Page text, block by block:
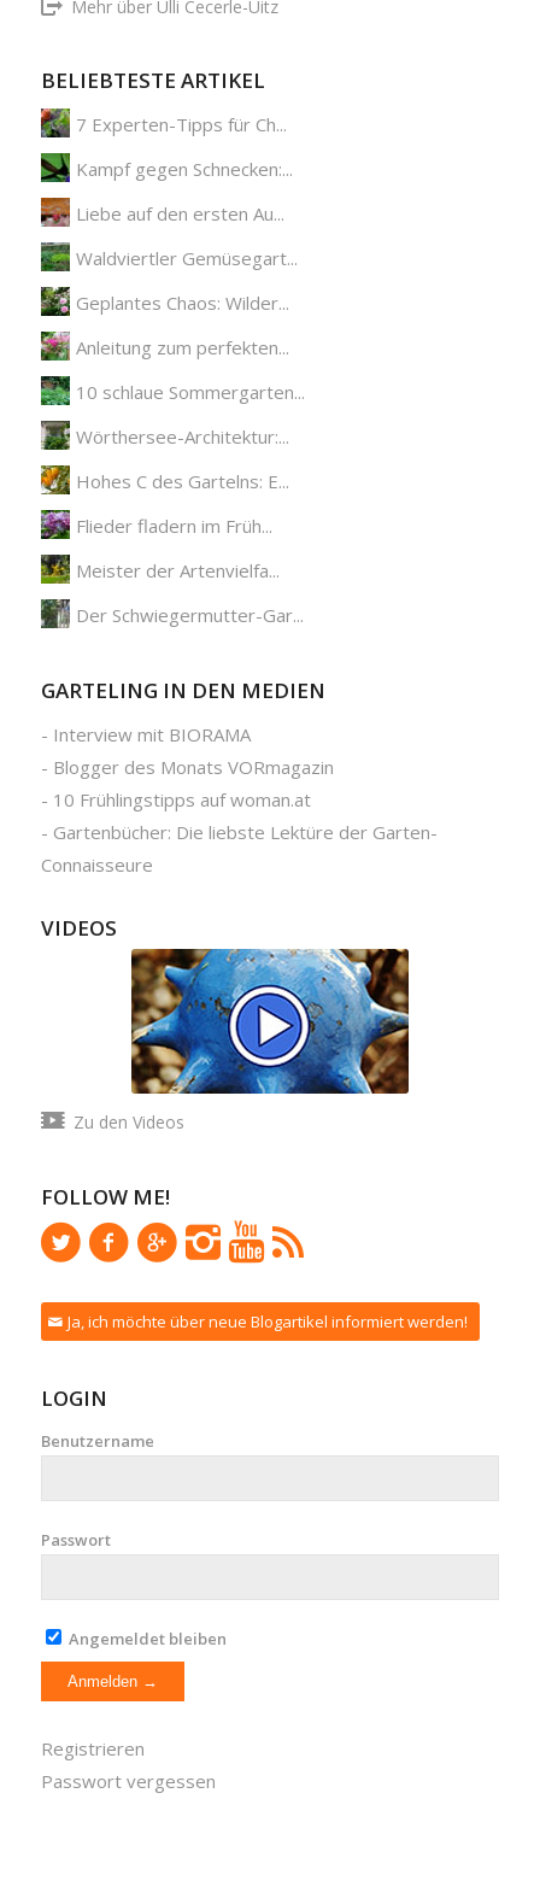
Mehr über Ulli Cecerle-Uitz
BELIEBTESTE ARTIKEL
7 Experten-Tipps für Ch...
Kampf gegen Schnecken:...
Liebe auf den ersten Au...
Waldviertler Gemüsegart...
Geplantes Chaos: Wilder...
Anleitung zum perfekten...
10 schlaue Sommergarten...
Wörthersee-Architektur:...
Hohes C des Gartelns: E...
Flieder fladern im Früh...
Meister der Artenvielfa...
Der Schwiegermutter-Gar...
GARTELING IN DEN MEDIEN
- Interview mit BIORAMA
- Blogger des Monats VORmagazin
- 10 Frühlingstipps auf woman.at
- Gartenbücher: Die liebste Lektüre der Garten-
Connaisseure
VIDEOS
Zu den Videos
FOLLOW ME!
Ja, ich möchte über neue Blogartikel informiert werden!
LOGIN
Benutzername
Passwort
Angemeldet bleiben
Registrieren
Passwort vergessen